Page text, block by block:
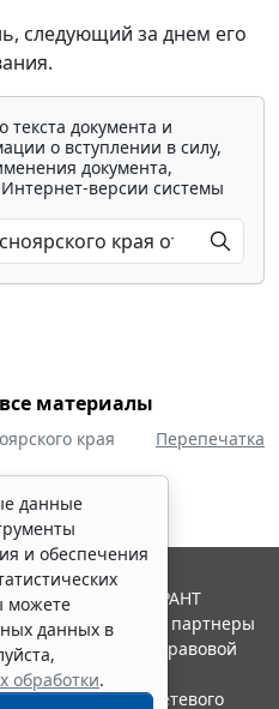
следующий за днем его
текста документа и
о вступлении в силу,
документа,
версии системы
материалы
края Перепечатка
данные
и обеспечения
можете
данных в
обработки.
2026. Система ГАРАНТ
"Гарант" и ее партнеры
ассоциации правовой
в качестве сетевого